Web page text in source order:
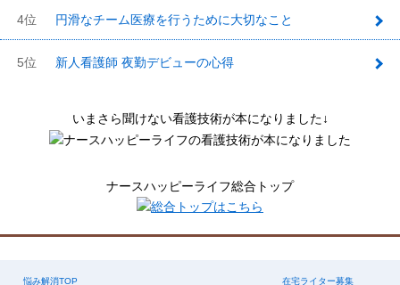
4位 円滑なチーム医療を行うために大切なこと
5位 新人看護師 夜勤デビューの心得
いまさら聞けない看護技術が本になりました↓
ナースハッピーライフ総合トップ
悩み解消TOP 在宅ライター募集